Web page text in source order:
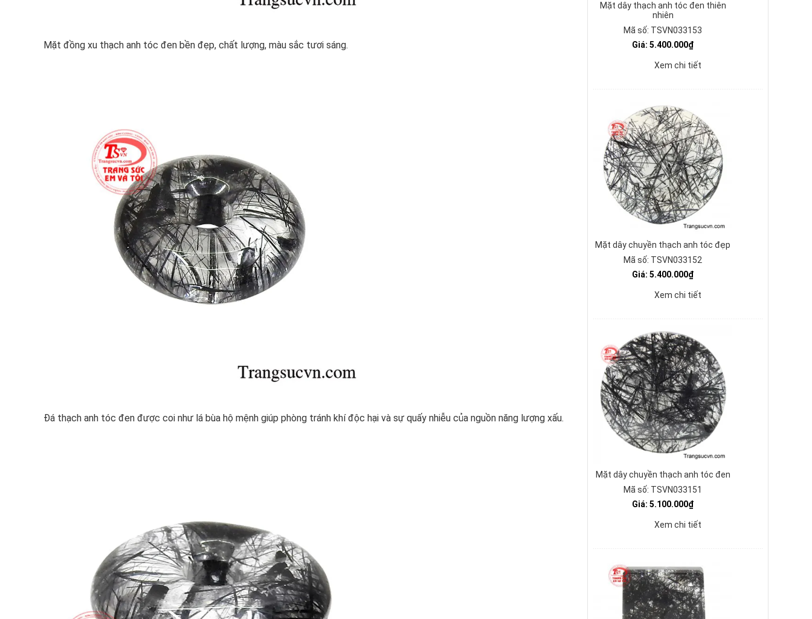
Mặt đồng xu thạch anh tóc đen bền đẹp, chất lượng, màu sắc tươi sáng.
Đá thạch anh tóc đen được coi như lá bùa hộ mệnh giúp phòng tránh khí độc hại và sự quấy nhiễu của nguồn năng lượng xấu.
Mặt dây thạch anh tóc đen thiên
nhiên
Mã số: TSVN033153
Giá: 5.400.000₫
Xem chi tiết
Mặt dây chuyền thạch anh tóc đẹp
Mã số: TSVN033152
Giá: 5.400.000₫
Xem chi tiết
Mặt dây chuyền thạch anh tóc đen
Mã số: TSVN033151
Giá: 5.100.000₫
Xem chi tiết